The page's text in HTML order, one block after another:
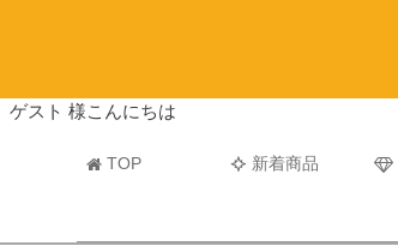
ゲスト 様こんにちは
TOP 新着商品